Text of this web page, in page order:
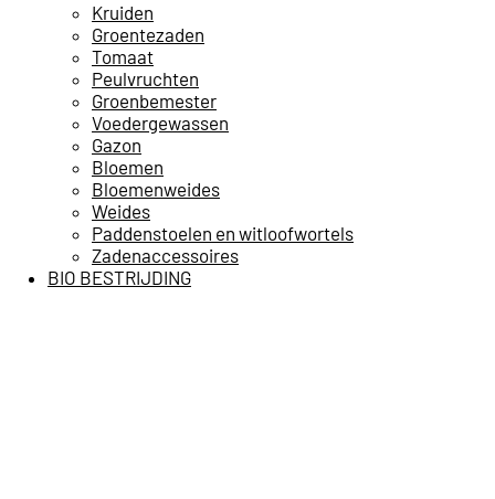
Kruiden
Groentezaden
Tomaat
Peulvruchten
Groenbemester
Voedergewassen
Gazon
Bloemen
Bloemenweides
Weides
Paddenstoelen en witloofwortels
Zadenaccessoires
BIO BESTRIJDING